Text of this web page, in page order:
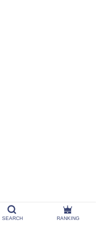
SEARCH RANKING